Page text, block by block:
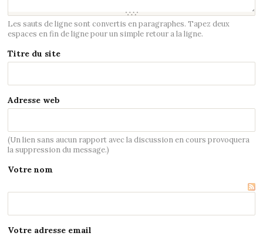
Les sauts de ligne sont convertis en paragraphes. Tapez deux
espaces en fin de ligne pour un simple retour a la ligne.
Titre du site
Adresse web
(Un lien sans aucun rapport avec la discussion en cours provoquera
la suppression du message.)
Votre nom
Votre adresse email